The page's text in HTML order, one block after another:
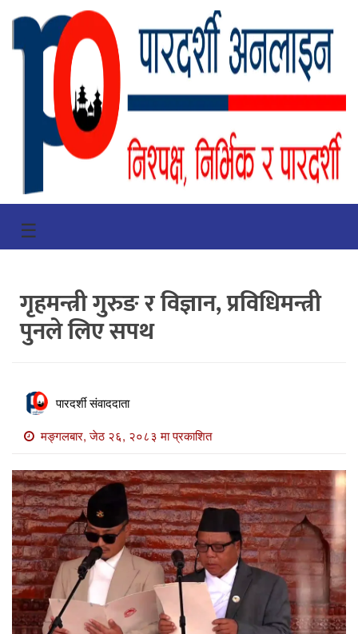
गृहपृष्ठ
भिडियो
प्रमुख
खबर
समाचार
खबर
माडी
विविध
☰
गृहमन्त्री गुरुङ र विज्ञान, प्रविधिमन्त्री
पुनले लिए सपथ
पारदर्शी संवाददाता
मङ्गलबार, जेठ २६, २०८३ मा प्रकाशित